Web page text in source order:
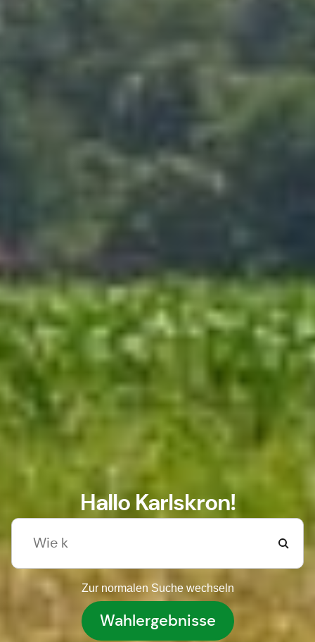
Hallo Karlskron!
Zur normalen Suche wechseln
Wahlergebnisse